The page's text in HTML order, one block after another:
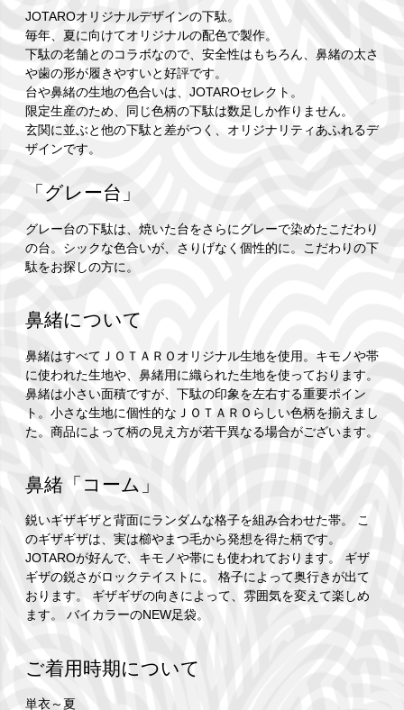
JOTAROオリジナルデザインの下駄。
毎年、夏に向けてオリジナルの配色で製作。
下駄の老舗とのコラボなので、安全性はもちろん、鼻緒の太さ
や歯の形が履きやすいと好評です。
台や鼻緒の生地の色合いは、JOTAROセレクト。
限定生産のため、同じ色柄の下駄は数足しか作りません。
玄関に並ぶと他の下駄と差がつく、オリジナリティあふれるデ
ザインです。
「グレー台」
グレー台の下駄は、焼いた台をさらにグレーで染めたこだわり
の台。シックな色合いが、さりげなく個性的に。こだわりの下
駄をお探しの方に。
鼻緒について
鼻緒はすべてＪＯＴＡＲＯオリジナル生地を使用。キモノや帯
に使われた生地や、鼻緒用に織られた生地を使っております。
鼻緒は小さい面積ですが、下駄の印象を左右する重要ポイン
ト。小さな生地に個性的なＪＯＴＡＲＯらしい色柄を揃えまし
た。商品によって柄の見え方が若干異なる場合がございます。
鼻緒「コーム」
鋭いギザギザと背面にランダムな格子を組み合わせた帯。 こ
のギザギザは、実は櫛やまつ毛から発想を得た柄です。
JOTAROが好んで、キモノや帯にも使われております。 ギザ
ギザの鋭さがロックテイストに。 格子によって奥行きが出て
おります。 ギザギザの向きによって、雰囲気を変えて楽しめ
ます。 バイカラーのNEW足袋。
ご着用時期について
単衣～夏